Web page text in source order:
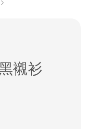
襯衫